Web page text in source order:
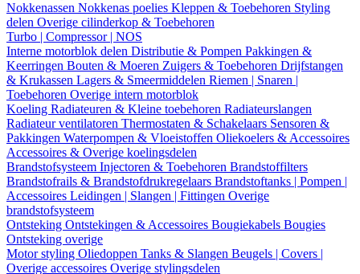
Nokkenassen Nokkenas poelies Kleppen & Toebehoren Styling
delen Overige cilinderkop & Toebehoren
Turbo | Compressor | NOS
Interne motorblok delen Distributie & Pompen Pakkingen &
Keerringen Bouten & Moeren Zuigers & Toebehoren Drijfstangen
& Krukassen Lagers & Smeermiddelen Riemen | Snaren |
Toebehoren Overige intern motorblok
Koeling Radiateuren & Kleine toebehoren Radiateurslangen
Radiateur ventilatoren Thermostaten & Schakelaars Sensoren &
Pakkingen Waterpompen & Vloeistoffen Oliekoelers & Accessoires
Accessoires & Overige koelingsdelen
Brandstofsysteem Injectoren & Toebehoren Brandstoffilters
Brandstofrails & Brandstofdrukregelaars Brandstoftanks | Pompen |
Accessoires Leidingen | Slangen | Fittingen Overige
brandstofsysteem
Ontsteking Ontstekingen & Accessoires Bougiekabels Bougies
Ontsteking overige
Motor styling Oliedoppen Tanks & Slangen Beugels | Covers |
Overige accessoires Overige stylingsdelen